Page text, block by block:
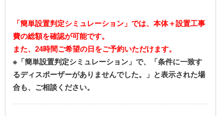
「簡単設置判定シミュレーション」では、本体＋設置工事
費の総額を確認が可能です。
また、24時間ご希望の日をご予約いただけます。
※「簡単設置判定シミュレーション」で、「条件に一致す
るディスポーザーがありませんでした。」と表示された場
合も、ご相談ください。